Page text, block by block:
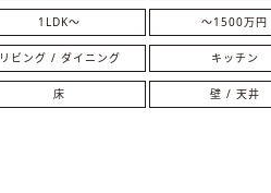
1LDK〜 ～1500万円
リビング / ダイニング キッチン
床 壁 / 天井